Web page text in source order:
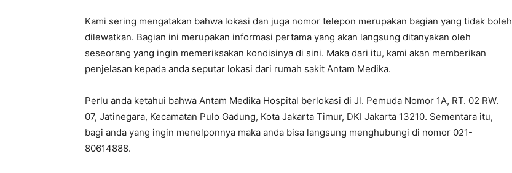
Kami sering mengatakan bahwa lokasi dan juga nomor telepon merupakan bagian yang tidak boleh
dilewatkan. Bagian ini merupakan informasi pertama yang akan langsung ditanyakan oleh
seseorang yang ingin memeriksakan kondisinya di sini. Maka dari itu, kami akan memberikan
penjelasan kepada anda seputar lokasi dari rumah sakit Antam Medika.
Perlu anda ketahui bahwa Antam Medika Hospital berlokasi di Jl. Pemuda Nomor 1A, RT. 02 RW.
07, Jatinegara, Kecamatan Pulo Gadung, Kota Jakarta Timur, DKI Jakarta 13210. Sementara itu,
bagi anda yang ingin menelponnya maka anda bisa langsung menghubungi di nomor 021-
80614888.